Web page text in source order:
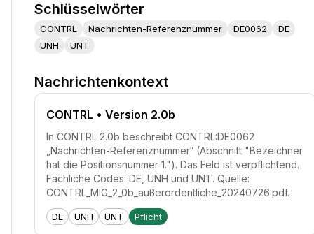
Schlüsselwörter
CONTRL Nachrichten-Referenznummer DE0062
DE
UNH
UNT
Nachrichtenkontext
CONTRL • Version 2.0b
In CONTRL 2.0b beschreibt CONTRL:DE0062
„Nachrichten-Referenznummer“ (Abschnitt "Bezeichner
hat die Positionsnummer 1."). Das Feld ist verpflichtend.
Fachliche Codes: DE, UNH und UNT. Quelle:
CONTRL_MIG_2_0b_außerordentliche_20240726.pdf.
DE UNH UNT Pflicht